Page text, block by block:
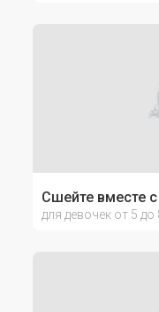
Сшейте вместе
для девочек от 5 до